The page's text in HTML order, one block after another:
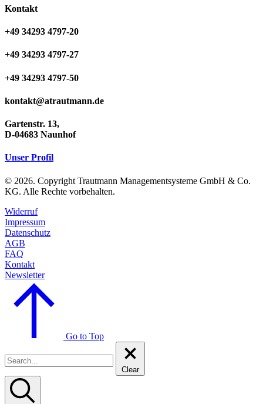
Kontakt
+49 34293 4797-20
+49 34293 4797-27
+49 34293 4797-50
kontakt@atrautmann.de
Gartenstr. 13,
D-04683 Naunhof
Unser Profil
© 2026. Copyright Trautmann Managementsysteme GmbH & Co.
KG. Alle Rechte vorbehalten.
Widerruf
Impressum
Datenschutz
AGB
FAQ
Kontakt
Newsletter
Go to Top
Clear